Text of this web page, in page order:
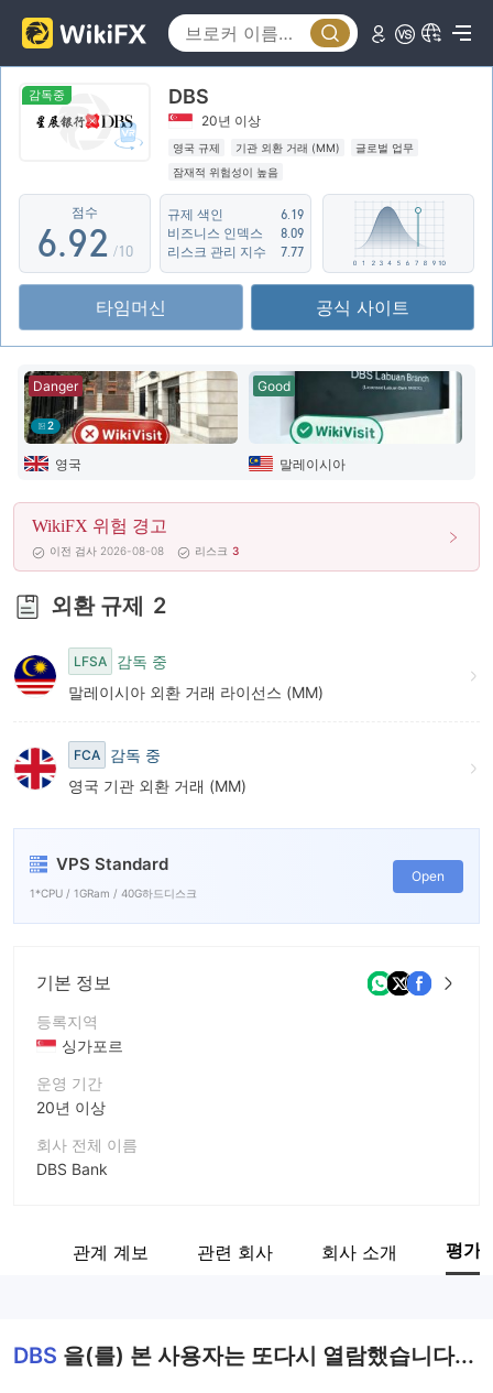
감독중 DBS
20년 이상
영국 규제 기관 외환 거래 (MM)
글로벌 업무
잠재적 위험성이 높음
점수
1
2
3
5
6
7
8
9
.
4
5
6
8
9
1
2
3
4
5
6
8
9
/10
규제 색인
6.19
비즈니스 인덱스
8.09
리스크 관리 지수
7.77
타임머신 공식 사이트
2
Danger
영국
Good
말레이시아
WikiFX 위험 경고
이전 검사 2026-08-08 리스크 3
외환 규제 2
LFSA
감독 중
말레이시아 외환 거래 라이선스 (MM)
FCA
감독 중
영국 기관 외환 거래 (MM)
VPS Standard
1*CPU / 1GRam / 40G하드디스크
Open
기본 정보
등록지역
싱가포르
운영 기간
20년 이상
회사 전체 이름
DBS Bank
관계 계보 관련 회사 회사 소개 평가
DBS 을(를) 본 사용자는 또다시 열람했습니다...